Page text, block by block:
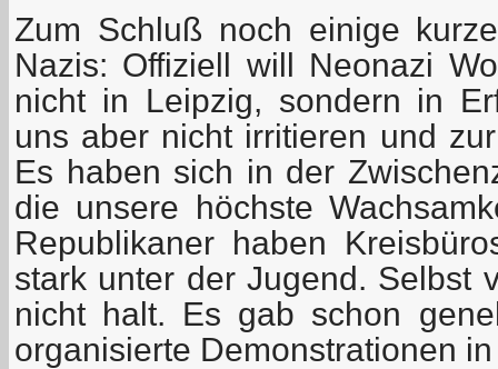
Zum Schluß noch einige
Nazis: Offiziell will Neonazi
nicht in Leipzig, sondern in
uns aber nicht irritieren und
Es haben sich in der
die unsere höchste
Republikaner haben
stark unter der Jugend. Selbst
nicht halt. Es gab schon
organisierte Demonstrationen